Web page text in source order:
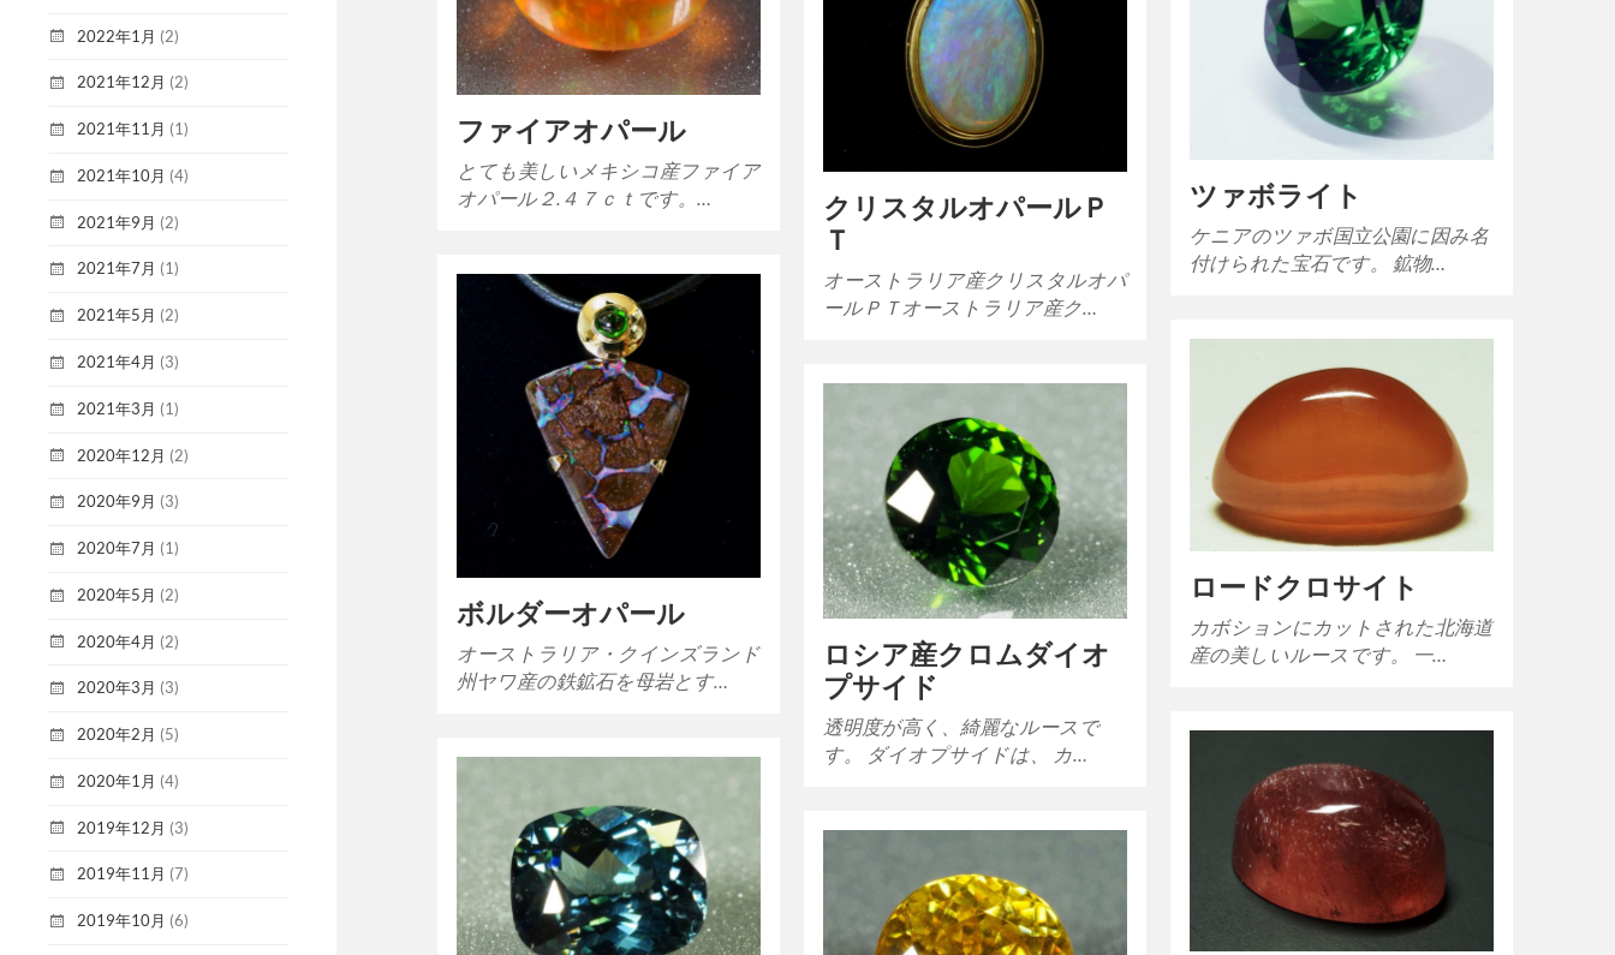
2022年1月 (2)
2021年12月 (2)
2021年11月 (1)
2021年10月 (4)
2021年9月 (2)
2021年7月 (1)
2021年5月 (2)
2021年4月 (3)
2021年3月 (1)
2020年12月 (2)
2020年9月 (3)
2020年7月 (1)
2020年5月 (2)
2020年4月 (2)
2020年3月 (3)
2020年2月 (5)
2020年1月 (4)
2019年12月 (3)
2019年11月 (7)
2019年10月 (6)
ファイアオパール
とても美しいメキシコ産ファイア
オパール２.４７ｃｔです。…
ツァボライト
ケニアのツァボ国立公園に因み名
付けられた宝石です。 鉱物…
クリスタルオパールＰ
Ｔ
オーストラリア産クリスタルオパ
ールＰＴオーストラリア産ク…
ボルダーオパール
オーストラリア・クインズランド
州ヤワ産の鉄鉱石を母岩とす…
ロードクロサイト
カボションにカットされた北海道
産の美しいルースです。 一…
ロシア産クロムダイオ
プサイド
透明度が高く、綺麗なルースで
す。 ダイオプサイドは、 カ…